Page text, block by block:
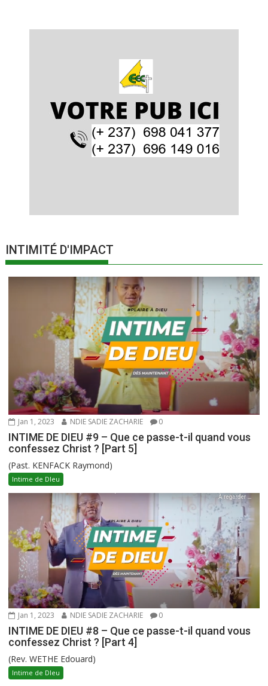
INTIMITÉ D'IMPACT
Jan 1, 2023 NDIE SADIE ZACHARIE 0
INTIME DE DIEU #9 – Que ce passe-t-il quand vous
confessez Christ ? [Part 5]
(Past. KENFACK Raymond)
Intime de DIeu
Jan 1, 2023 NDIE SADIE ZACHARIE 0
INTIME DE DIEU #8 – Que ce passe-t-il quand vous
confessez Christ ? [Part 4]
(Rev. WETHE Edouard)
Intime de DIeu